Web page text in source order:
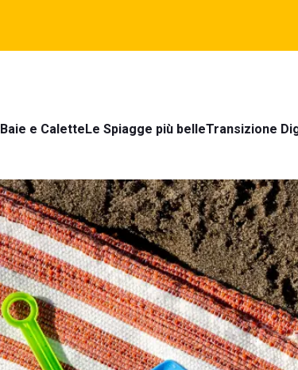
Baie e CaletteLe Spiagge più belleTransizione